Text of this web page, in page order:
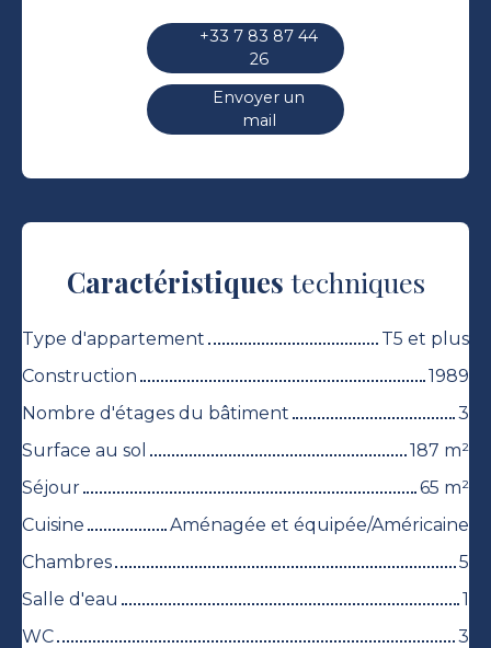
+33 7 83 87 44
26
Envoyer un
mail
Caractéristiques techniques
Type d'appartement
T5 et plus
Construction
1989
Nombre d'étages du bâtiment
3
Surface au sol
187 m²
Séjour
65 m²
Cuisine
Aménagée et équipée/Américaine
Chambres
5
Salle d'eau
1
WC
3